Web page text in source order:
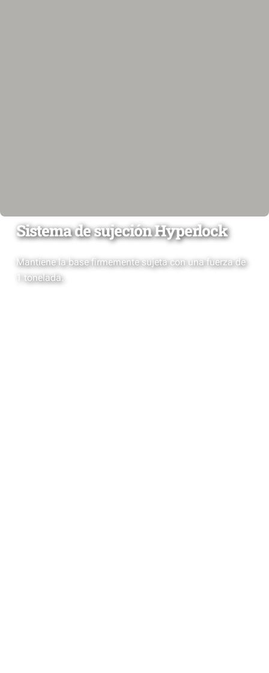
Sistema de sujeción Hyperlock
Mantiene la base firmemente sujeta con una fuerza de
1 tonelada.